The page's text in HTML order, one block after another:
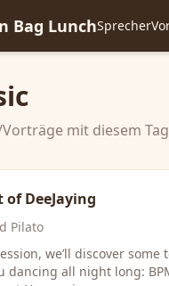
Bag LunchSprecher
mit diesem Tag
of DeeJaying
Pilato
we’ll discover some
dancing all night long: